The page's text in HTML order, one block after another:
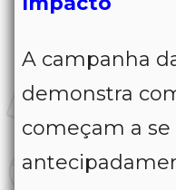
A campanha
demonstra
começam a